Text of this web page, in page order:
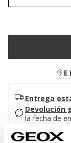
Entrega
Devolución
la fecha de